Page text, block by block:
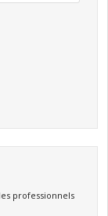
professionnels